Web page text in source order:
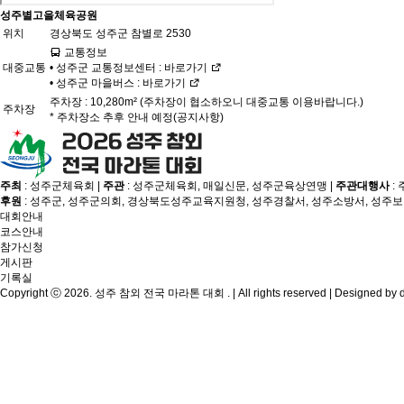
성주별고을체육공원
위치
경상북도 성주군 참별로 2530
대중교통
교통정보
• 성주군 교통정보센터 : 바로가기
• 성주군 마을버스 : 바로가기
주차장
주차장 : 10,280m² (주차장이 협소하오니 대중교통 이용바랍니다.)
* 주차장소 추후 안내 예정(공지사항)
주최 : 성주군체육회 | 주관: 성주군체육회, 매일신문, 성주군육상연맹 | 주관대행사:
후원 : 성주군, 성주군의회, 경상북도성주교육지원청, 성주경찰서, 성주소방서, 성주
대회안내
코스안내
참가신청
게시판
기록실
Copyright ⓒ 2026. 성주 참외 전국 마라톤 대회 . | All rights reserved | Designed by